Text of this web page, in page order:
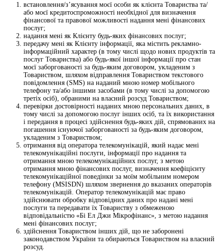
встановлення/з’ясування моєї особи як клієнта Товариства та/
або моєї кредитоспроможності необхідної для визначення
фінансової та правової можливості надання мені фінансових
послуг;
надання мені як Клієнту будь-яких фінансових послуг;
передачу мені як Клієнту інформації, яка містить рекламно-
інформаційний характер (в тому числі щодо нових продуктів та
послуг Товариства) або будь-якої іншої інформації про стан
моєї заборгованості за будь-яким договором, укладеним з
Товариством, шляхом відправлення Товариством текстового
повідомлення (SMS) на наданий мною номер мобільного
телефону та/або іншими засобами (в тому числі за допомогою
третіх осіб), обраними на власний розсуд Товариством;
перевірки достовірності наданих мною персональних даних, в
тому числі за допомогою послуг інших осіб, та їх використання
і передання в процесі здійснення будь-яких дій, спрямованих на
погашення існуючої заборгованості за будь-яким договором,
укладеним з Товариством;
отримання від оператора телекомунікацій, який надає мені
телекомунікаційні послуги, інформації про надання та
отримання мною телекомунікаційних послуг, з метою
отримання мною фінансових послуг, визначення коефіцієнту
телекомунікаційної поведінки за моїм мобільним номером
телефону (MSISDN) шляхом звернення до вказаних операторів
телекомунікацій. Оператор телекомунікацій має право
здійснювати обробку відповідних даних про надані мені
послуги та передавати їх Товариству з обмеженою
відповідальністю «Бі Ел Джи Мікрофінанс», з метою надання
мені фінансових послуг;
здійснення Товариством інших дій, що не заборонені
законодавством України та обираються Товариством на власний
розсуд.